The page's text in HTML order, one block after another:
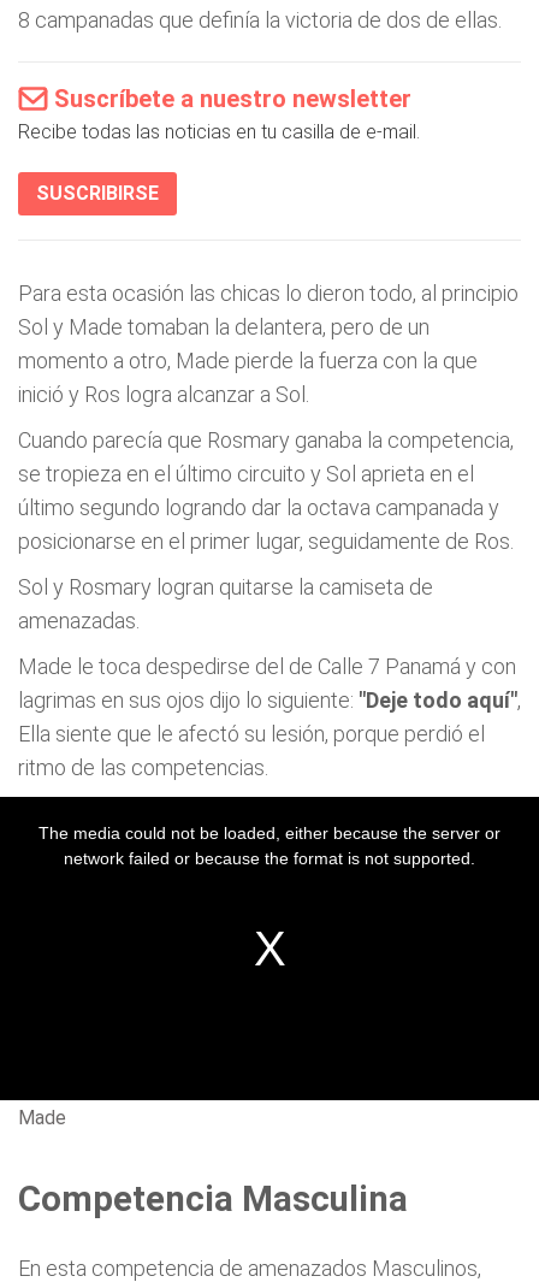
8 campanadas que definía la victoria de dos de ellas.
Suscríbete a nuestro newsletter
Recibe todas las noticias en tu casilla de e-mail.
SUSCRIBIRSE
Para esta ocasión las chicas lo dieron todo, al principio
Sol y Made tomaban la delantera, pero de un
momento a otro, Made pierde la fuerza con la que
inició y Ros logra alcanzar a Sol.
Cuando parecía que Rosmary ganaba la competencia,
se tropieza en el último circuito y Sol aprieta en el
último segundo logrando dar la octava campanada y
posicionarse en el primer lugar, seguidamente de Ros.
Sol y Rosmary logran quitarse la camiseta de
amenazadas.
Made le toca despedirse del de Calle 7 Panamá y con
lagrimas en sus ojos dijo lo siguiente: "Deje todo aquí",
Ella siente que le afectó su lesión, porque perdió el
ritmo de las competencias.
Made
Competencia Masculina
En esta competencia de amenazados Masculinos,